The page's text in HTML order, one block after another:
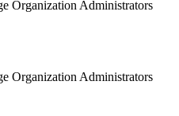
Organization Administrators
Organization Administrators